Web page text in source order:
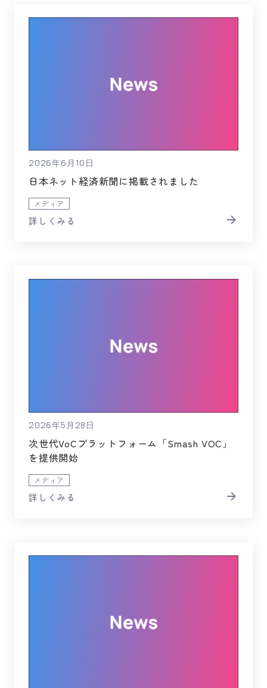
2026年6月10日
日本ネット経済新聞に掲載されました
メディア
詳しくみる
2026年5月28日
次世代VoCプラットフォーム「Smash VOC」
を提供開始
メディア
詳しくみる